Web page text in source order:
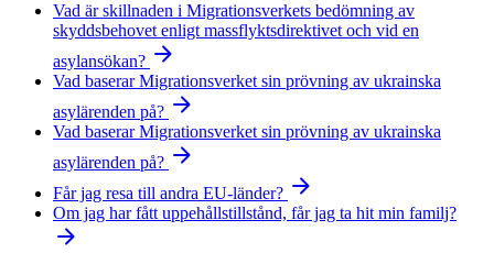
Vad är skillnaden i Migrationsverkets bedömning av
skyddsbehovet enligt massflyktsdirektivet och vid en
asylansökan? arrow_forward
Vad baserar Migrationsverket sin prövning av ukrainska
asylärenden på? arrow_forward
Vad baserar Migrationsverket sin prövning av ukrainska
asylärenden på? arrow_forward
Får jag resa till andra EU-länder? arrow_forward
Om jag har fått uppehållstillstånd, får jag ta hit min familj?
arrow_forward